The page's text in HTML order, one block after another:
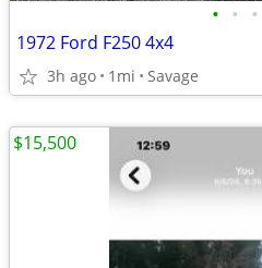
• • •
1972 Ford F250 4x4
3h ago 1mi Savage
$15,500